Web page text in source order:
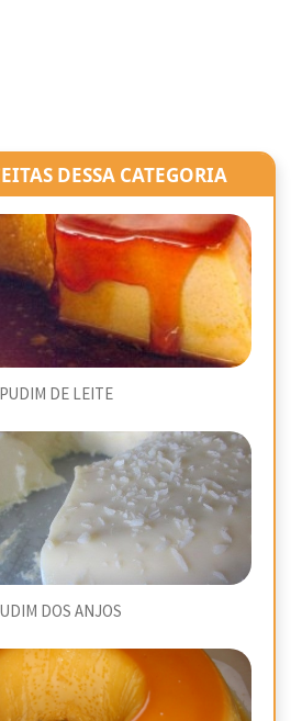
DESSA CATEGORIA
PUDIM DE LEITE
DOS ANJOS